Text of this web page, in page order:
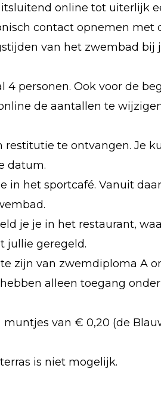
online tot uiterlijk
contact opnemen met
van het zwembad
personen. Ook voor de
de aantallen te
te ontvangen. Je
datum.
in het sportcafé. Vanuit
je je in het restaurant,
jullie geregeld.
zijn van zwemdiploma A
alleen toegang
van € 0,20 (de
is niet mogelijk.